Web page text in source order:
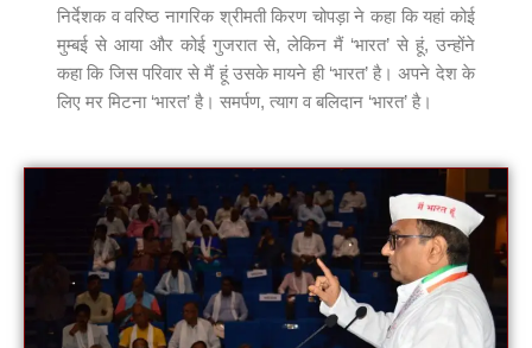
निर्देशक व वरिष्ठ नागरिक श्रीमती किरण चोपड़ा ने कहा कि यहां कोई
मुम्बई से आया और कोई गुजरात से, लेकिन मैं ‘भारत’ से हूं, उन्होंने
कहा कि जिस परिवार से मैं हूं उसके मायने ही ‘भारत’ है। अपने देश के
लिए मर मिटना ‘भारत’ है। समर्पण, त्याग व बलिदान ‘भारत’ है।